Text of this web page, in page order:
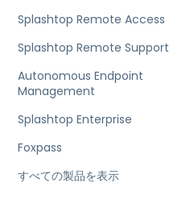
Splashtop Remote Access
Splashtop Remote Support
Autonomous Endpoint
Management
Splashtop Enterprise
Foxpass
すべての製品を表示